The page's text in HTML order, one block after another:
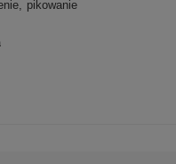
pikowanie